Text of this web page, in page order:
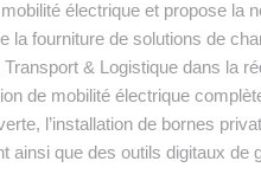
électrique et propose la
la fourniture de solutions de
& Logistique dans la
de mobilité électrique
l’installation de bornes
ainsi que des outils digitaux de